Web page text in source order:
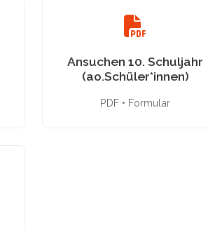
Ansuchen 10. Schuljahr
(ao.Schüler*innen)
PDF • Formular